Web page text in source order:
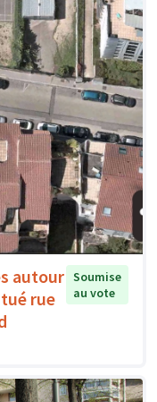
autour
rue
Soumise
au vote